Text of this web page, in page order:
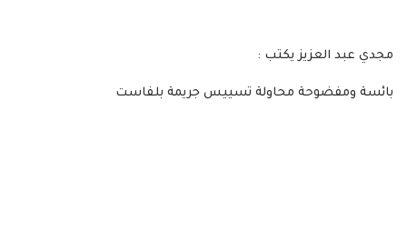
مجدي عبد العزيز يكتب :
بائسة ومفضوحة محاولة تسييس جريمة بلفاست